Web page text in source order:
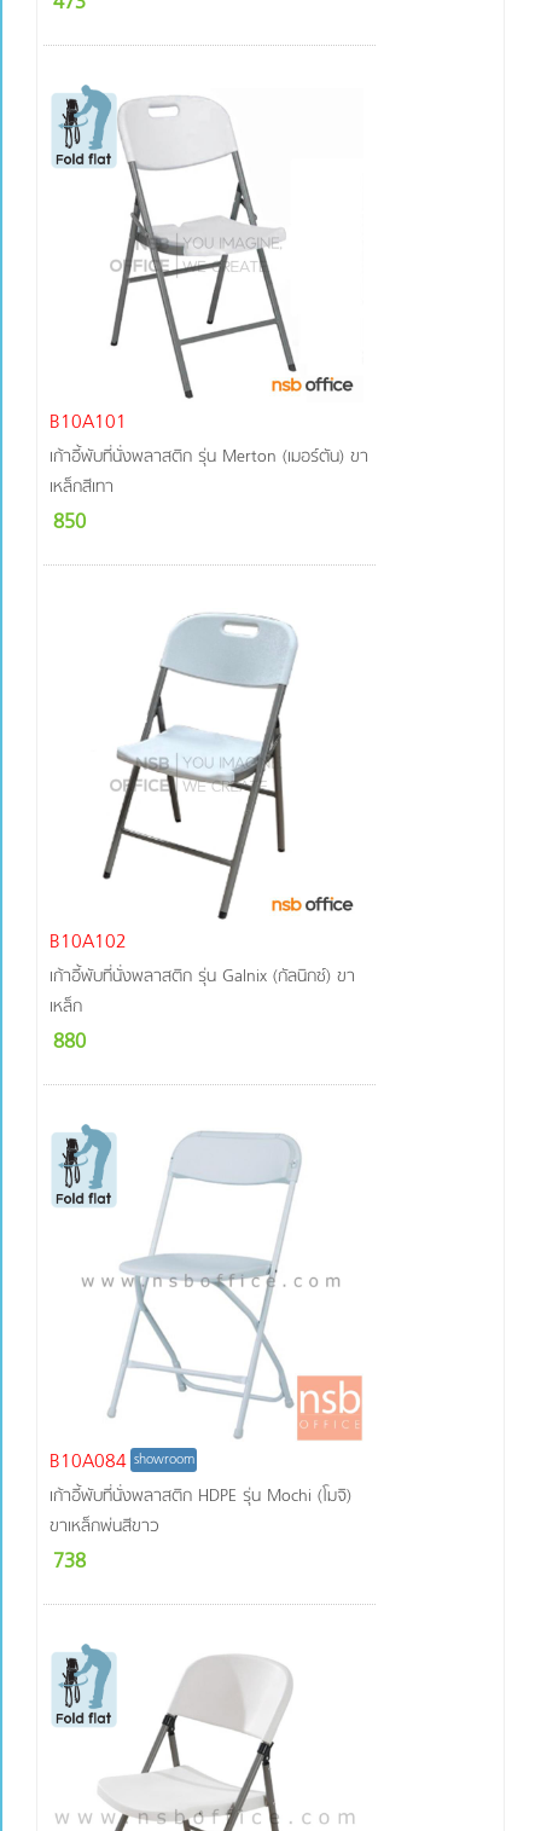
B10A101
เก้าอี้พับที่นั่งพลาสติก รุ่น Merton (เมอร์ตัน) ขา
เหล็กสีเทา
850
B10A102
เก้าอี้พับที่นั่งพลาสติก รุ่น Galnix (กัลนิกซ์) ขา
เหล็ก
880
B10A084 showroom
เก้าอี้พับที่นั่งพลาสติก HDPE รุ่น Mochi (โมจิ)
ขาเหล็กพ่นสีขาว
738